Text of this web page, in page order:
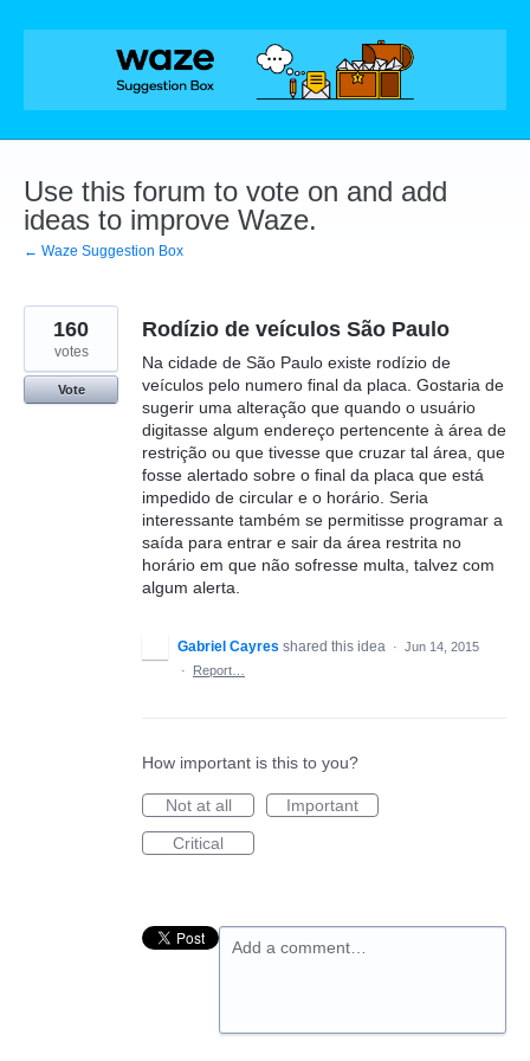
Skip
Use this forum to vote on and add
ideas to improve Waze.
← Waze Suggestion Box
Rodízio de veículos São Paulo
Na cidade de São Paulo existe rodízio de
veículos pelo numero final da placa. Gostaria de
sugerir uma alteração que quando o usuário
digitasse algum endereço pertencente à área de
restrição ou que tivesse que cruzar tal área, que
fosse alertado sobre o final da placa que está
impedido de circular e o horário. Seria
interessante também se permitisse programar a
saída para entrar e sair da área restrita no
horário em que não sofresse multa, talvez com
algum alerta.
160
votes
Vote
Gabriel Cayres shared this idea · Jun 14, 2015
·
Report…
How important is this to you?
Not at all
Important
Critical
Add a comment…